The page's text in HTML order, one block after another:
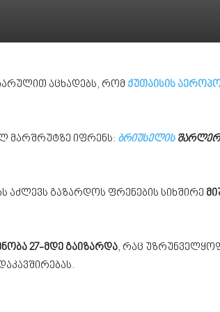
აცხადებს, რომ ქუთაისის
მარშრუტზე იფრენს: ბრიუსელის
აძლევს გაზარდოს ფრენების სიხშირე
27-მდე გაიზარდა, რაც